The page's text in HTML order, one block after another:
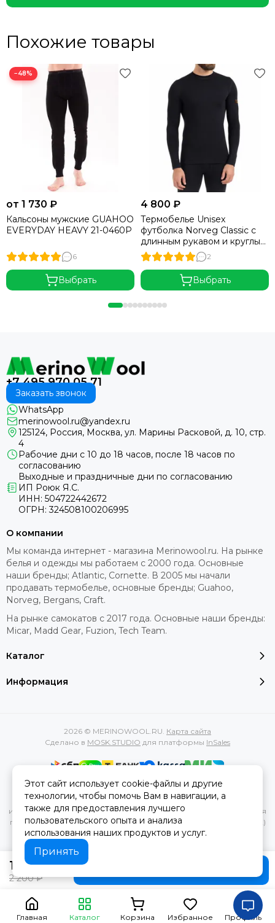
1 760 ₽
2 200 ₽
Похожие товары
−48%
от 1 730 ₽
Кальсоны мужские GUAHOO
EVERYDAY HEAVY 21-0460P
6
Выбрать
4 800 ₽
Термобелье Unisex
футболка Norveg Classic с
длинным рукавом и круглым
воротом UNISEX (3U1RL)
2
Выбрать
+7 495 970 05 71
Заказать звонок
WhatsApp
merinowool.ru@yandex.ru
125124, Россия, Москва, ул. Марины Расковой, д. 10, стр.
4
Рабочие дни с 10 до 18 часов, после 18 часов по
согласованию
Выходные и праздничные дни по согласованию
ИП Роюк Я.С.
ИНН: 504722442672
ОГРН: 324508100206995
Каталог
Информация
О компании
Мы команда интернет - магазина Merinowool.ru. На рынке
белья и одежды мы работаем с 2000 года. Основные
наши бренды; Atlantic, Cornette. В 2005 мы начали
продавать термобелье, основные бренды; Guahoo,
Norveg, Bergans, Craft.
На рынке самокатов с 2017 года. Основные наши бренды:
Micar, Madd Gear, Fuzion, Tech Team.
2026 © MERINOWOOL.RU. Карта сайта
Сделано в MOSK.STUDIO для платформы InSales
Вся представленная на сайте информация, касающаяся
характеристик, стоимости товаров и услуг, носит
информационный характер и ни при каких условиях не является
публичной офертой, определяемой положениями Статьи 437(2)
Гражданского кодекса РФ.
Главная Каталог Корзина Избранное Профиль
Этот сайт использует cookie-файлы и другие
технологии, чтобы помочь Вам в навигации, а
также для предоставления лучшего
пользовательского опыта и анализа
использования наших продуктов и услуг.
Принять